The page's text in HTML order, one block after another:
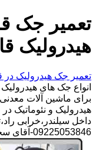
تعمیر جک
هیدرولیک
تعمیر جک هیدرولیک در
انواع جک های
برای ماشین آلات
هیدرولیک و نئوماتیک
داخل سیلندر،خرابی
09225053846-آقای سجاد فتاحی